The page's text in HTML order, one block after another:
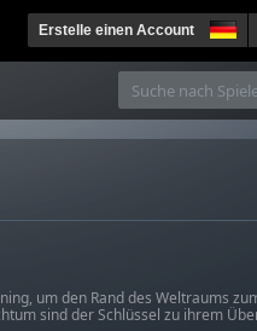
Erstelle einen Account
um den Rand des Weltraums
sind der Schlüssel zu ihrem